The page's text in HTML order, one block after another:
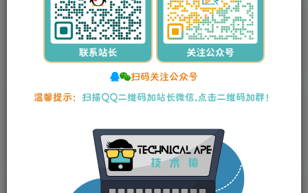
广告位HTML代码
单列/双列图片广告位HTML代码【站
长必备】
2年前 146
WordPress自定义鼠标样式插件
# 美化
2年前
WordPress教程 B2主题美化 给文章添
扫码关注公众号
温馨提示： 扫描QQ二维码加站长微信,点击二维码加群！